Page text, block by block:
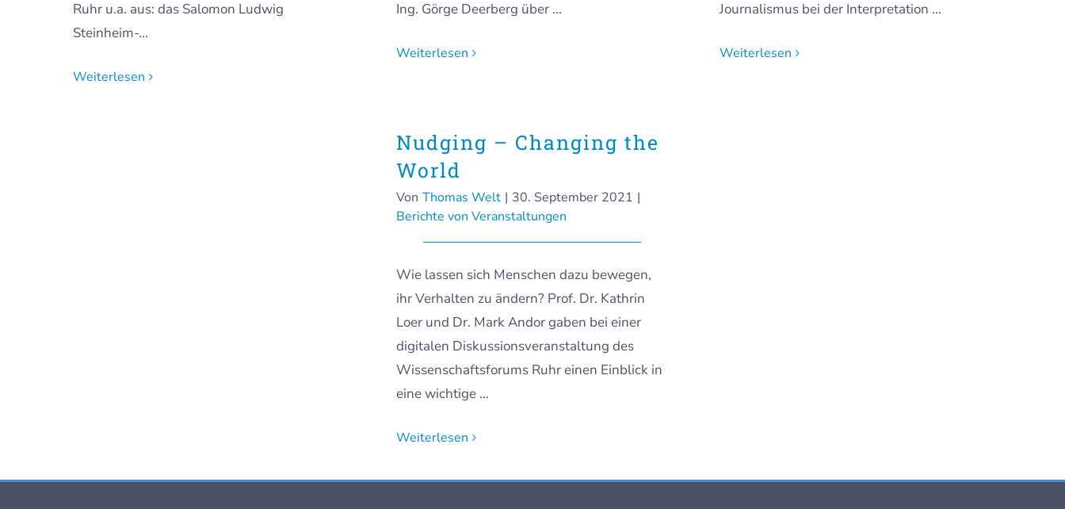
Ruhr u.a. aus: das Salomon Ludwig
Steinheim-...
Weiterlesen
Ing. Görge Deerberg über ...
Weiterlesen
Journalismus bei der Interpretation ...
Weiterlesen
Nudging – Changing the
World
Von Thomas Welt | 30. September 2021 |
Berichte von Veranstaltungen
Wie lassen sich Menschen dazu bewegen,
ihr Verhalten zu ändern? Prof. Dr. Kathrin
Loer und Dr. Mark Andor gaben bei einer
digitalen Diskussionsveranstaltung des
Wissenschaftsforums Ruhr einen Einblick in
eine wichtige ...
Weiterlesen